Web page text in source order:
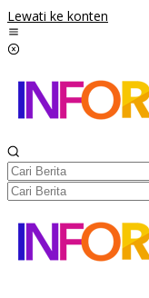
Lewati ke konten